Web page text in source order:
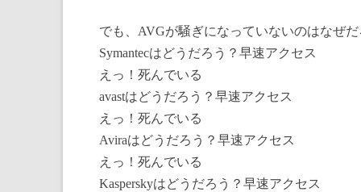
でも、AVGが騒ぎになっていないのはなぜ
Symantecはどうだろう？早速アクセス
えっ！死んでいる
avastはどうだろう？早速アクセス
えっ！死んでいる
Aviraはどうだろう？早速アクセス
えっ！死んでいる
Kasperskyはどうだろう？早速アクセス